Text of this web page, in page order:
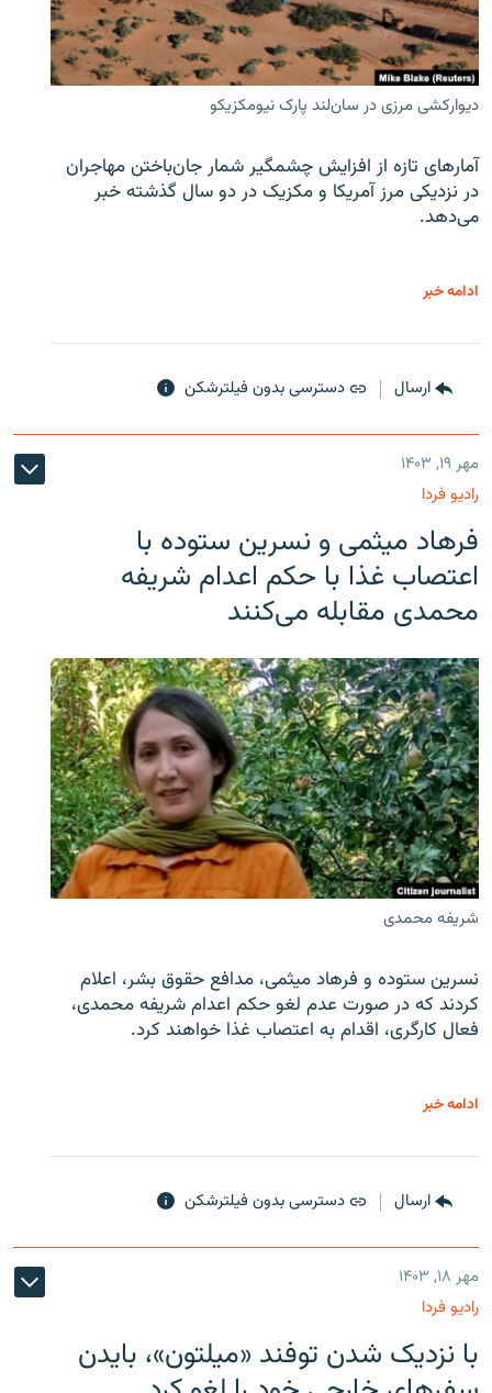
دیوارکشی مرزی در سان‌لند پارک نیومکزیکو
آمارهای تازه از افزایش چشمگیر شمار جان‌باختن مهاجران
در نزدیکی مرز آمریکا و مکزیک در دو سال گذشته خبر
می‌دهد.
ادامه خبر
ارسال دسترسی بدون فیلترشکن
مهر ۱۹, ۱۴۰۳
رادیو فردا
فرهاد میثمی و نسرین ستوده با
اعتصاب غذا با حکم اعدام شریفه
محمدی مقابله می‌کنند
شریفه محمدی
نسرین ستوده و فرهاد میثمی، مدافع حقوق بشر، اعلام
کردند که در صورت عدم لغو حکم اعدام شریفه محمدی،
فعال کارگری، اقدام به اعتصاب غذا خواهند کرد.
ادامه خبر
ارسال دسترسی بدون فیلترشکن
مهر ۱۸, ۱۴۰۳
رادیو فردا
با نزدیک شدن توفند «میلتون»، بایدن